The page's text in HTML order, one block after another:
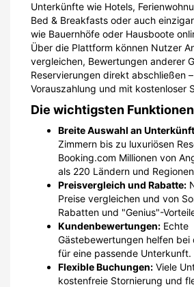
Unterkünfte wie Hotels,
Bed & Breakfasts oder auch
wie Bauernhöfe oder Hausboote
Über die Plattform können Nutzer
vergleichen, Bewertungen anderer
Reservierungen direkt abschließen
Vorauszahlung und mit kostenloser
Die wichtigsten
Breite Auswahl an
Zimmern bis zu luxuriösen
Booking.com Millionen von
als 220 Ländern und
Preisvergleich und Rabatte:
Preise vergleichen und von
Rabatten und "Genius"-
Kundenbewertungen: Echte
Gästebewertungen helfen bei
für eine passende Unterkunft.
Flexible Buchungen: Viele
kostenfreie Stornierung und